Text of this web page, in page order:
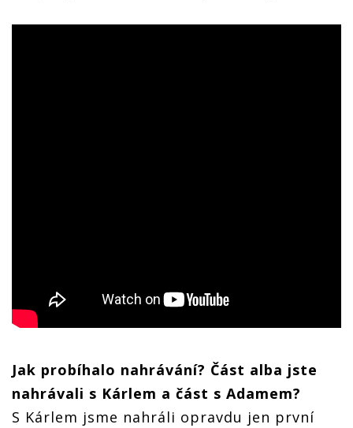
Jak probíhalo nahrávání? Část alba jste
nahrávali s Kárlem a část s Adamem?
S Kárlem jsme nahráli opravdu jen první